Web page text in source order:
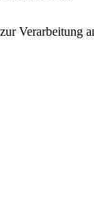
Verarbeitung